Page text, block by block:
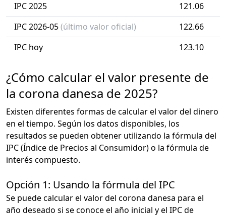
IPC 2025
121.06
IPC 2026-05(último valor oficial)
122.66
IPC hoy
123.10
¿Cómo calcular el valor presente de
la corona danesa de 2025?
Existen diferentes formas de calcular el valor del dinero
en el tiempo. Según los datos disponibles, los
resultados se pueden obtener utilizando la fórmula del
IPC (Índice de Precios al Consumidor) o la fórmula de
interés compuesto.
Opción 1: Usando la fórmula del IPC
Se puede calcular el valor del corona danesa para el
año deseado si se conoce el año inicial y el IPC de